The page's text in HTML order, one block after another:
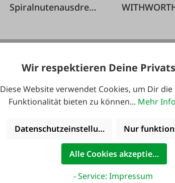
Spiralnutenausdrehe
119,50 €* 12,90 €*
Wir respektieren Deine
Diese Website verwendet Cookies, um Dir
Funktionalität bieten zu können... Mehr
Datenschutzeinstellungen Nur
Alle Cookies akzeptieren
- Service: Impressum